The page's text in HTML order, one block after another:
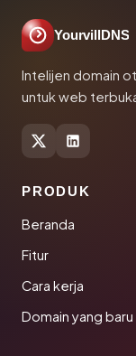
YourvillDNS
Intelijen domain
untuk web
PRODUK
Beranda
Fitur
Cara kerja
Domain yang